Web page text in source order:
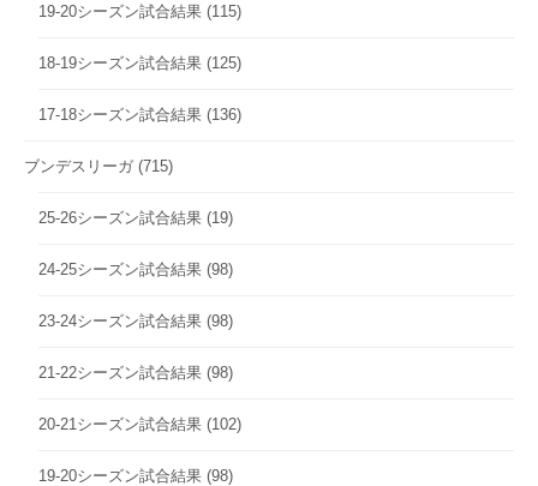
19-20シーズン試合結果 (115)
18-19シーズン試合結果 (125)
17-18シーズン試合結果 (136)
ブンデスリーガ (715)
25-26シーズン試合結果 (19)
24-25シーズン試合結果 (98)
23-24シーズン試合結果 (98)
21-22シーズン試合結果 (98)
20-21シーズン試合結果 (102)
19-20シーズン試合結果 (98)